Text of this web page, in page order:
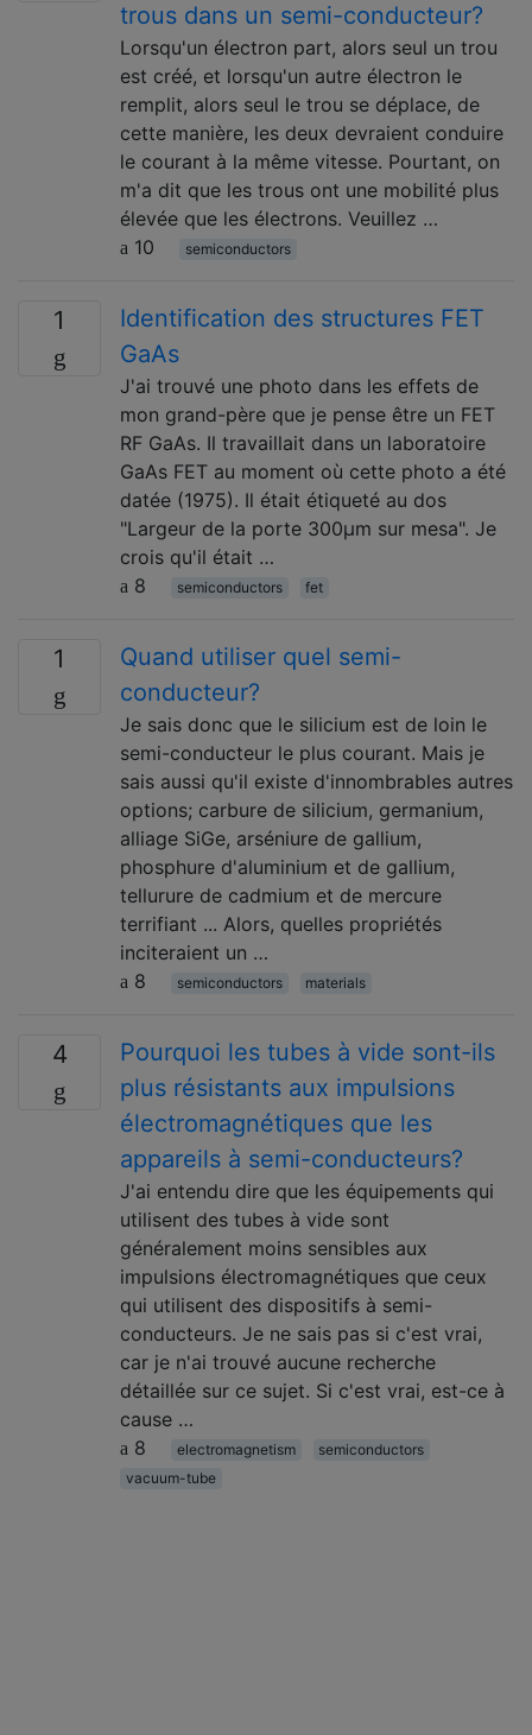
trous dans un semi-conducteur?
Lorsqu'un électron part, alors seul un trou
est créé, et lorsqu'un autre électron le
remplit, alors seul le trou se déplace, de
cette manière, les deux devraient conduire
le courant à la même vitesse. Pourtant, on
m'a dit que les trous ont une mobilité plus
élevée que les électrons. Veuillez …
10
semiconductors
1
Identification des structures FET
GaAs
J'ai trouvé une photo dans les effets de
mon grand-père que je pense être un FET
RF GaAs. Il travaillait dans un laboratoire
GaAs FET au moment où cette photo a été
datée (1975). Il était étiqueté au dos
"Largeur de la porte 300μm sur mesa". Je
crois qu'il était …
8
semiconductors fet
1
Quand utiliser quel semi-
conducteur?
Je sais donc que le silicium est de loin le
semi-conducteur le plus courant. Mais je
sais aussi qu'il existe d'innombrables autres
options; carbure de silicium, germanium,
alliage SiGe, arséniure de gallium,
phosphure d'aluminium et de gallium,
tellurure de cadmium et de mercure
terrifiant ... Alors, quelles propriétés
inciteraient un …
8
semiconductors materials
4
Pourquoi les tubes à vide sont-ils
plus résistants aux impulsions
électromagnétiques que les
appareils à semi-conducteurs?
J'ai entendu dire que les équipements qui
utilisent des tubes à vide sont
généralement moins sensibles aux
impulsions électromagnétiques que ceux
qui utilisent des dispositifs à semi-
conducteurs. Je ne sais pas si c'est vrai,
car je n'ai trouvé aucune recherche
détaillée sur ce sujet. Si c'est vrai, est-ce à
cause …
8
electromagnetism
semiconductors
vacuum-tube